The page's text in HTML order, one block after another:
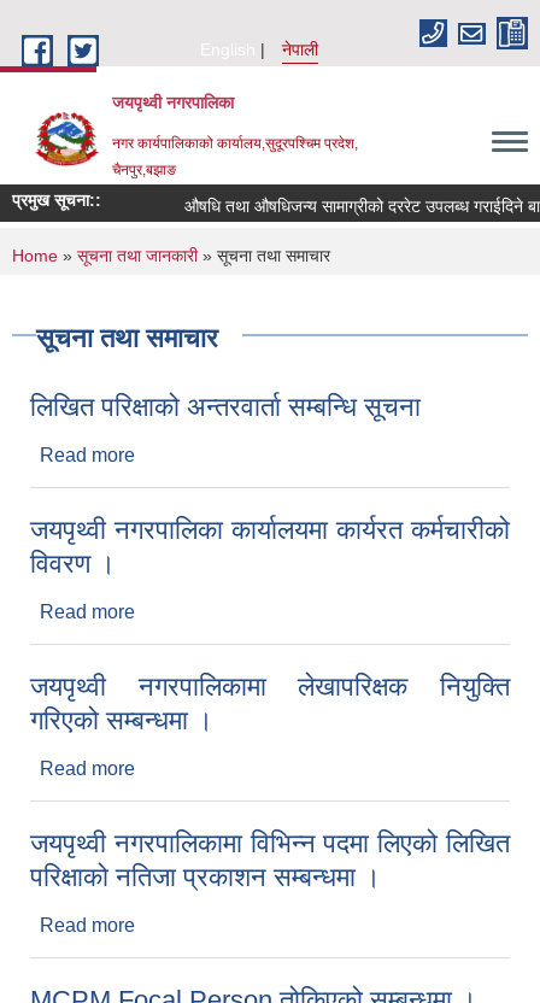
English
नेपाली
जयपृथ्वी नगरपालिका
नगर कार्यपालिकाको कार्यालय,सुदूरपश्चिम प्रदेश,
चैनपुर,बझाङ
प्रमुख सूचना:: औषधि तथा औषधिजन्य सामाग्रीको दररेट उपलब्ध गराईदिने
You are here
Home » सूचना तथा जानकारी» सूचना तथा समाचार
सूचना तथा समाचार
लिखित परिक्षाको अन्तरवार्ता सम्बन्धि सूचना
Read more
जयपृथ्वी नगरपालिका कार्यालयमा कार्यरत कर्मचारीको
विवरण ।
Read more
जयपृथ्वी नगरपालिकामा लेखापरिक्षक नियुक्ति
गरिएको सम्बन्धमा ।
Read more
जयपृथ्वी नगरपालिकामा विभिन्न पदमा लिएको लिखित
परिक्षाको नतिजा प्रकाशन सम्बन्धमा ।
Read more